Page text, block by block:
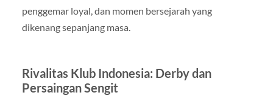
penggemar loyal, dan momen bersejarah yang
dikenang sepanjang masa.
Rivalitas Klub Indonesia: Derby dan
Persaingan Sengit